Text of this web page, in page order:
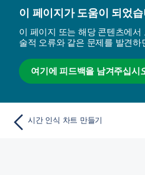
이 페이지가 도움이 되었
이 페이지 또는 해당 콘텐츠에
술적 오류와 같은 문제를 발견하
여기에 피드백을 남겨주십시
시간 인식 차트 만들기